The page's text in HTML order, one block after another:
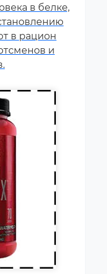
в белке,
в рацион
и
к
Чтобы